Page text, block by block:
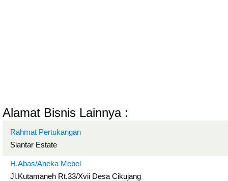
Alamat Bisnis Lainnya :
Rahmat Pertukangan
Siantar Estate
H.Abas/Aneka Mebel
Jl.Kutamaneh Rt.33/Xvii Desa Cikujang